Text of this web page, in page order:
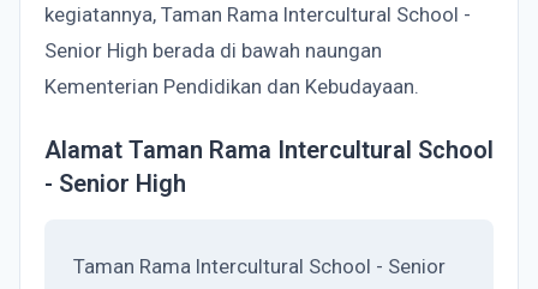
kegiatannya, Taman Rama Intercultural School -
Senior High berada di bawah naungan
Kementerian Pendidikan dan Kebudayaan.
Alamat Taman Rama Intercultural School
- Senior High
Taman Rama Intercultural School - Senior